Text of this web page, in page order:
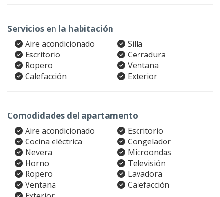
Servicios en la habitación
Aire acondicionado
Silla
Escritorio
Cerradura
Ropero
Ventana
Calefacción
Exterior
Comodidades del apartamento
Aire acondicionado
Escritorio
Cocina eléctrica
Congelador
Nevera
Microondas
Horno
Televisión
Ropero
Lavadora
Ventana
Calefacción